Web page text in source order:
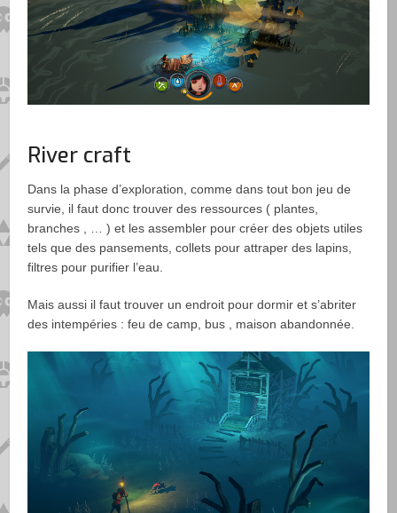
River craft
Dans la phase d’exploration, comme dans tout bon jeu de
survie, il faut donc trouver des ressources ( plantes,
branches , … ) et les assembler pour créer des objets utiles
tels que des pansements, collets pour attraper des lapins,
filtres pour purifier l’eau.
Mais aussi il faut trouver un endroit pour dormir et s’abriter
des intempéries : feu de camp, bus , maison abandonnée.